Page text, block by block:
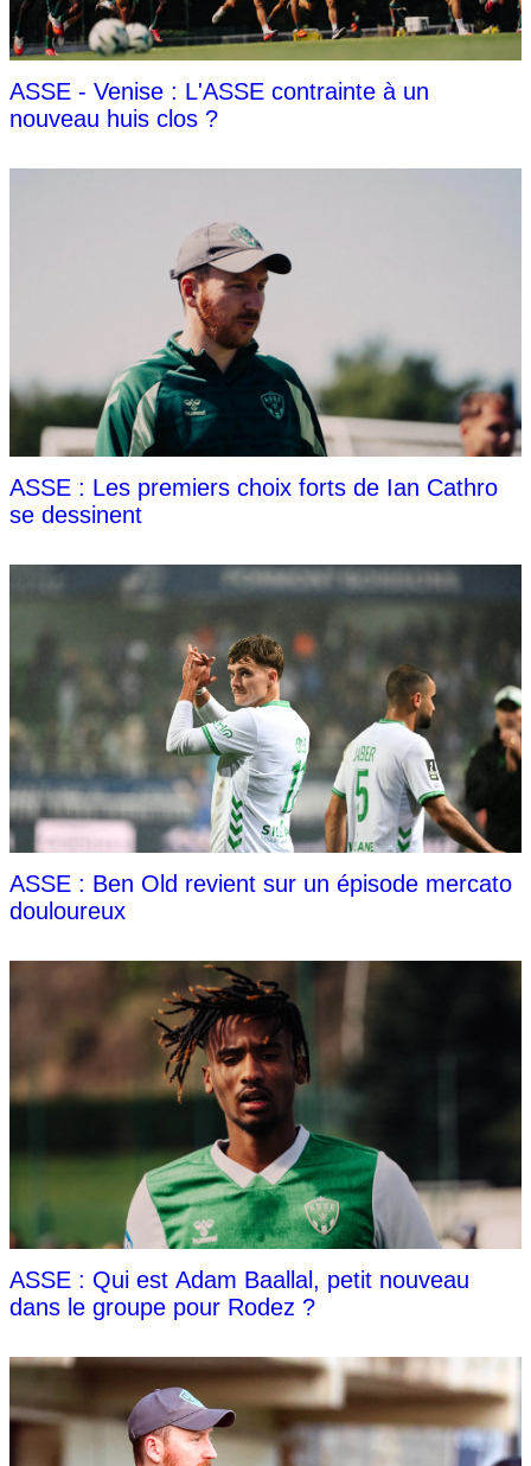
ASSE - Venise : L'ASSE contrainte à un
nouveau huis clos ?
ASSE : Les premiers choix forts de Ian Cathro
se dessinent
ASSE : Ben Old revient sur un épisode mercato
douloureux
ASSE : Qui est Adam Baallal, petit nouveau
dans le groupe pour Rodez ?